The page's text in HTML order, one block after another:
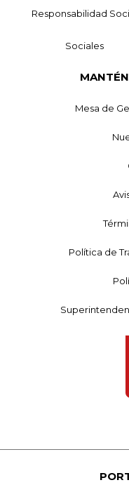
Responsabilidad
Sociales
Mesa de
Política de